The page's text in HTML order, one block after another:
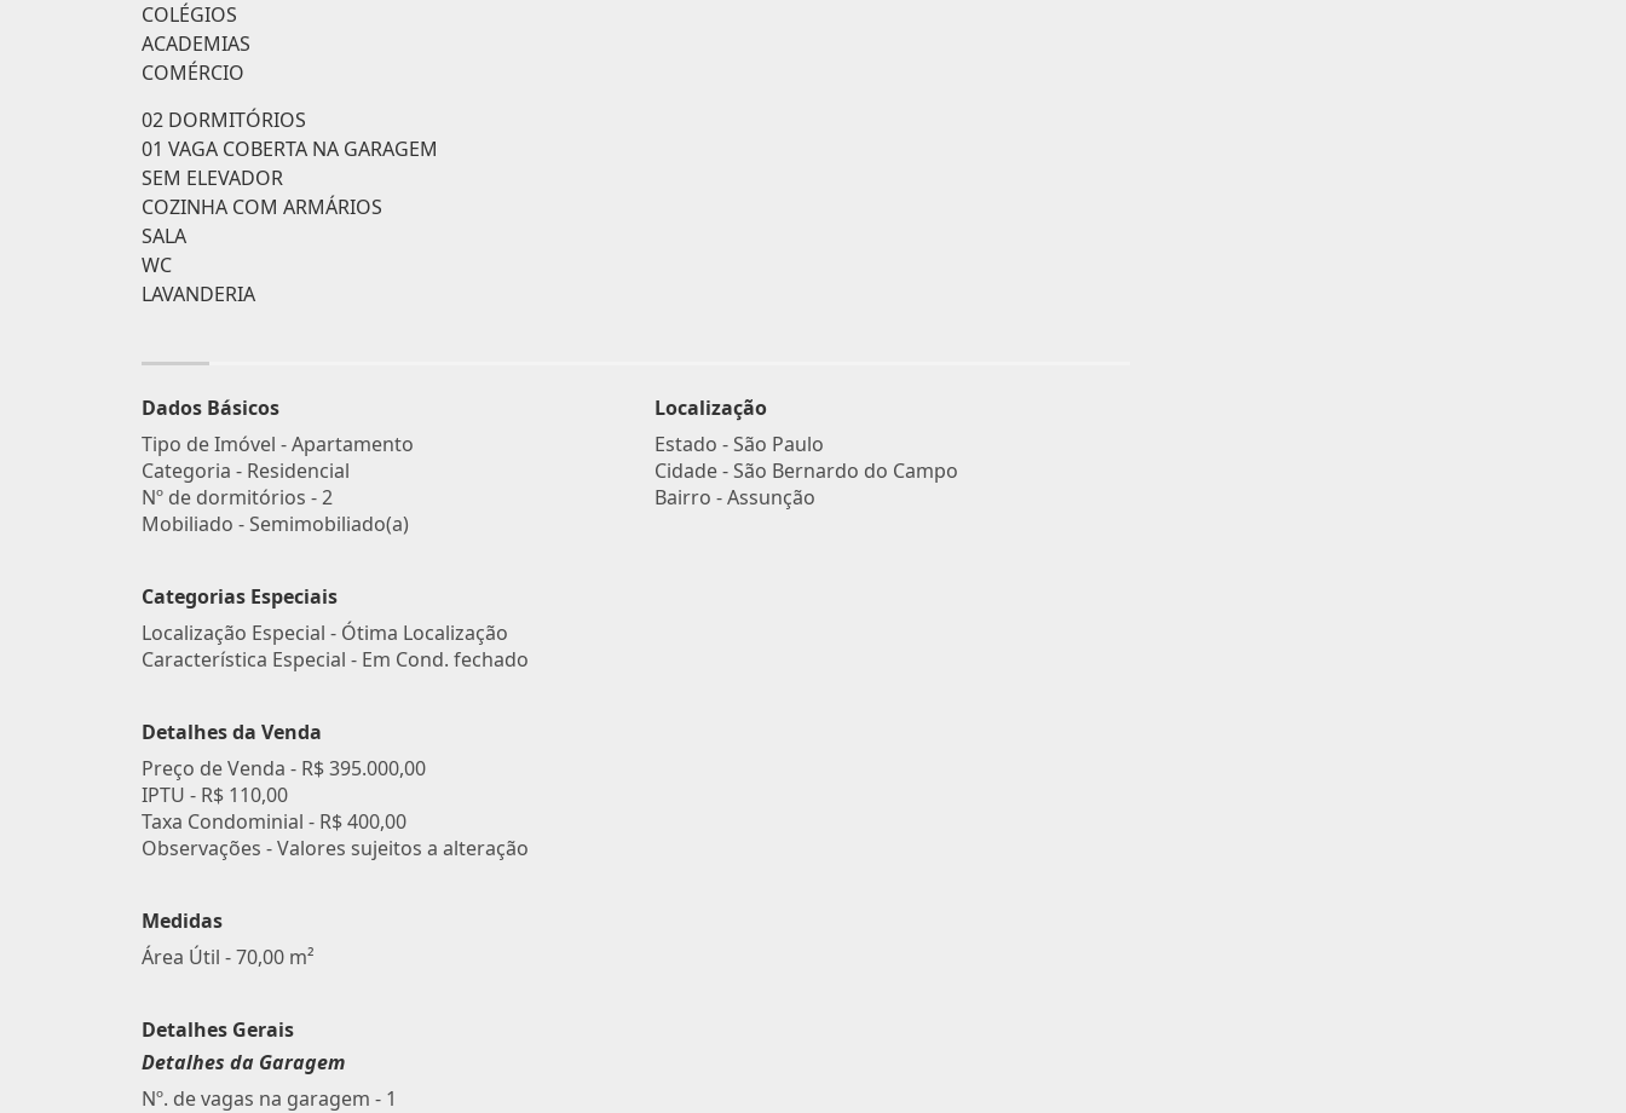
COLÉGIOS
ACADEMIAS
COMÉRCIO
02 DORMITÓRIOS
01 VAGA COBERTA NA GARAGEM
SEM ELEVADOR
COZINHA COM ARMÁRIOS
SALA
WC
LAVANDERIA
Dados Básicos
Tipo de Imóvel - Apartamento
Categoria - Residencial
Nº de dormitórios - 2
Mobiliado - Semimobiliado(a)
Categorias Especiais
Localização Especial - Ótima Localização
Característica Especial - Em Cond. fechado
Detalhes da Venda
Preço de Venda - R$ 395.000,00
IPTU - R$ 110,00
Taxa Condominial - R$ 400,00
Observações - Valores sujeitos a alteração
Medidas
Área Útil - 70,00 m²
Detalhes Gerais
Detalhes da Garagem
Nº. de vagas na garagem - 1
Localização
Estado -São Paulo
Cidade -São Bernardo do Campo
Bairro -Assunção